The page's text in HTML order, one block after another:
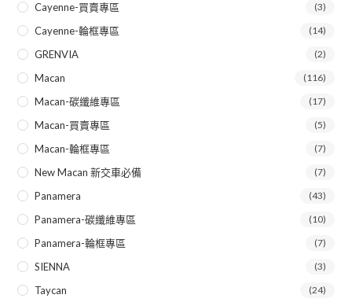
Cayenne-買賣專區 (3)
Cayenne-輪框專區 (14)
GRENVIA (2)
Macan (116)
Macan-碳纖維專區 (17)
Macan-買賣專區 (5)
Macan-輪框專區 (7)
New Macan 新交車必備 (7)
Panamera (43)
Panamera-碳纖維專區 (10)
Panamera-輪框專區 (7)
SIENNA (3)
Taycan (24)